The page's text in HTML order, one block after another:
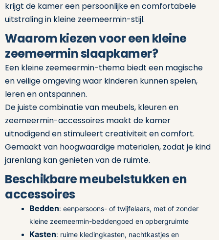
krijgt de kamer een persoonlijke en comfortabele
uitstraling in kleine zeemeermin-stijl.
Waarom kiezen voor een kleine
zeemeermin slaapkamer?
Een kleine zeemeermin-thema biedt een magische
en veilige omgeving waar kinderen kunnen spelen,
leren en ontspannen.
De juiste combinatie van meubels, kleuren en
zeemeermin-accessoires maakt de kamer
uitnodigend en stimuleert creativiteit en comfort.
Gemaakt van hoogwaardige materialen, zodat je kind
jarenlang kan genieten van de ruimte.
Beschikbare meubelstukken en
accessoires
Bedden: eenpersoons- of twijfelaars, met of zonder
kleine zeemeermin-beddengoed en opbergruimte
Kasten: ruime kledingkasten, nachtkastjes en